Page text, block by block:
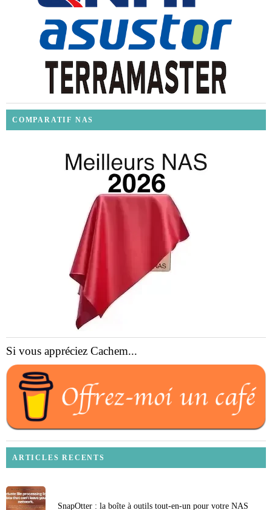
COMPARATIF NAS
Si vous appréciez Cachem...
ARTICLES RECENTS
SnapOtter : la boîte à outils tout-en-un pour votre NAS